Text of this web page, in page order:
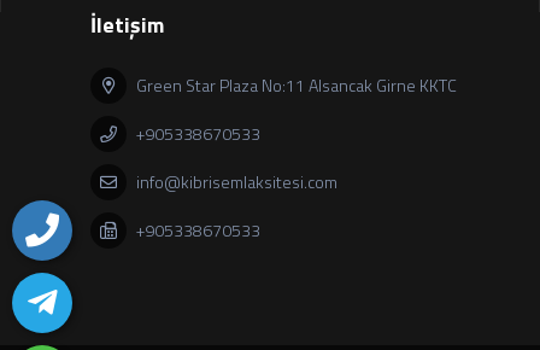
İletişim
Green Star Plaza No:11 Alsancak Girne KKTC
+905338670533
info@kibrisemlaksitesi.com
+905338670533